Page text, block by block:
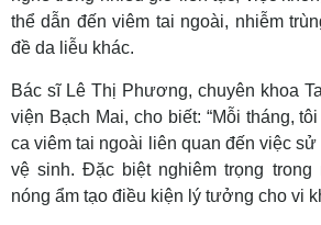
thể dẫn đến viêm tai ngoài, nhiễm
đề da liễu khác.
Bác sĩ Lê Thị Phương, chuyên khoa
viện Bạch Mai, cho biết: “Mỗi tháng,
ca viêm tai ngoài liên quan đến việc
vệ sinh. Đặc biệt nghiêm trọng
nóng ẩm tạo điều kiện lý tưởng cho vi